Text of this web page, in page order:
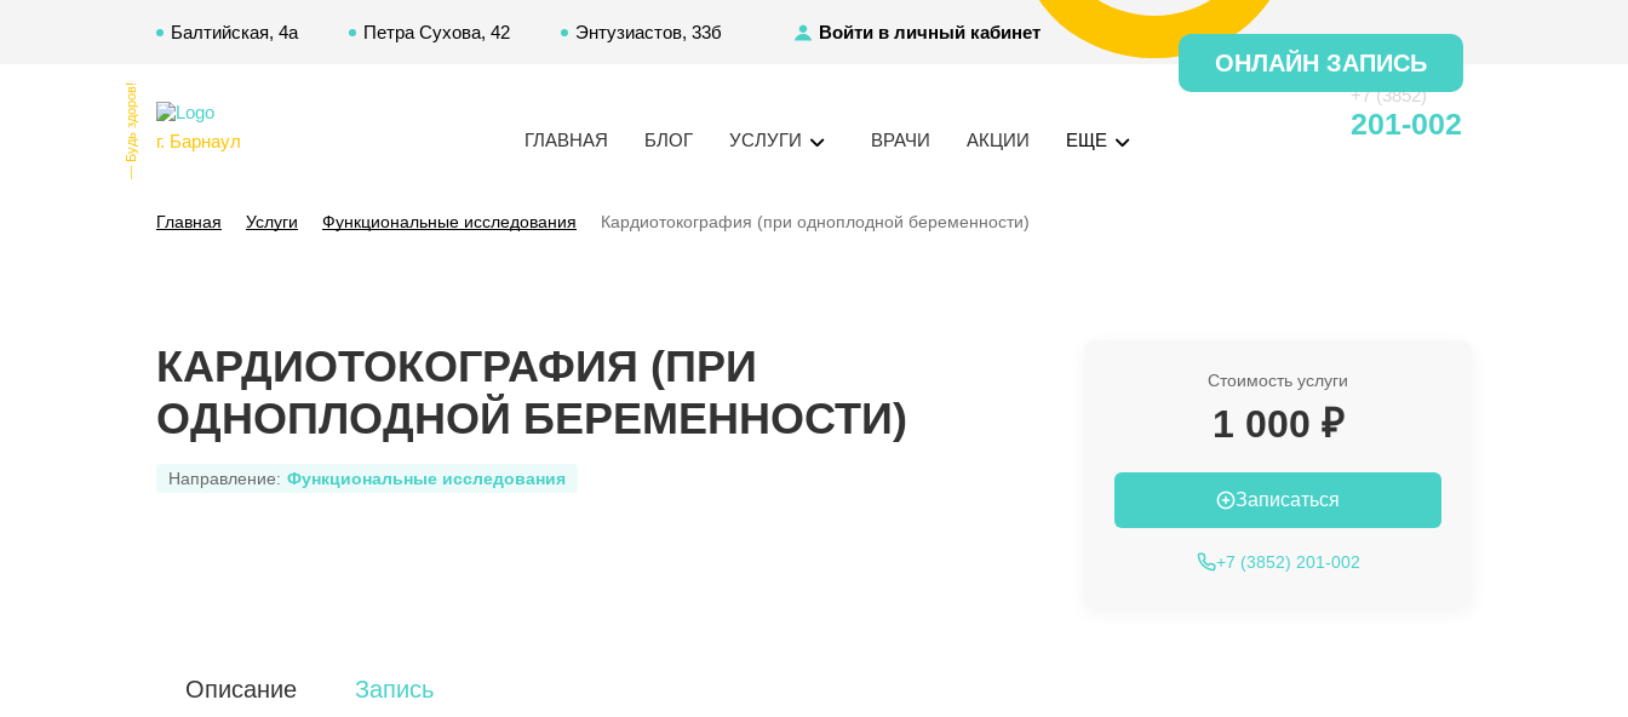
— Будь здоров! г. Барнаул ГЛАВНАЯ БЛОГ УСЛУГИ ВРАЧИ АКЦИИ ЕЩЕ
+7 (3852)
201-002
Балтийская, 4а Петра Сухова, 42 Энтузиастов, 33б Войти в личный кабинет
ОНЛАЙН ЗАПИСЬ
Главная Услуги Функциональные исследования Кардиотокография (при одноплодной беременности)
КАРДИОТОКОГРАФИЯ (ПРИ
ОДНОПЛОДНОЙ БЕРЕМЕННОСТИ)
Направление: Функциональные исследования
Стоимость услуги
1 000 ₽
Записаться
+7 (3852) 201-002
Описание Запись